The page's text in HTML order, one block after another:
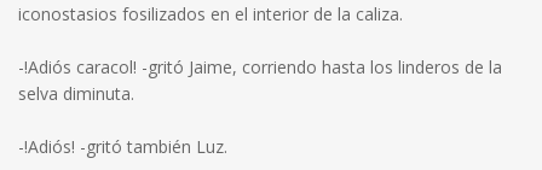
iconostasios fosilizados en el interior de la caliza.
-!Adiós caracol! -gritó Jaime, corriendo hasta los linderos de la
selva diminuta.
-!Adiós! -gritó también Luz.